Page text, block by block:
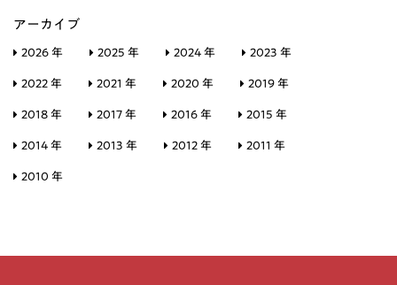
アーカイブ
2026 年 2025 年 2024 年 2023 年
2022 年 2021 年 2020 年 2019 年
2018 年 2017 年 2016 年 2015 年
2014 年 2013 年 2012 年 2011 年
2010 年